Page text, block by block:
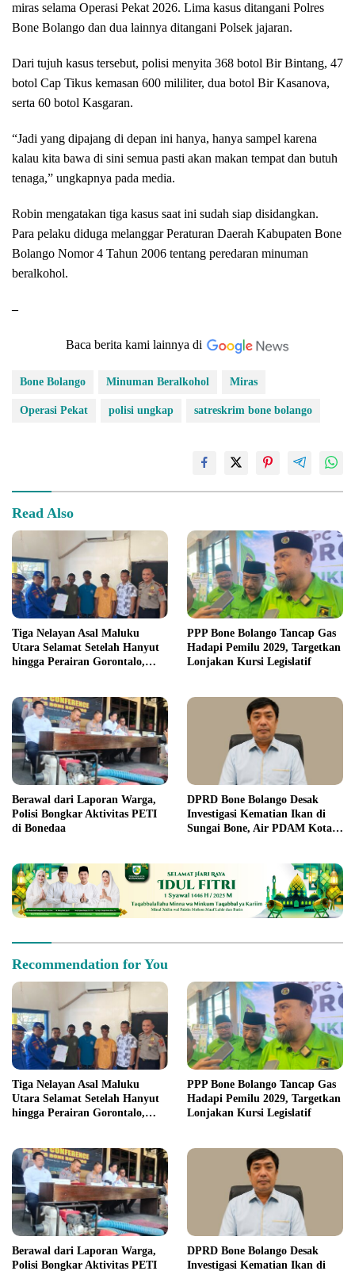
miras selama Operasi Pekat 2026. Lima kasus ditangani Polres
Bone Bolango dan dua lainnya ditangani Polsek jajaran.
Dari tujuh kasus tersebut, polisi menyita 368 botol Bir Bintang, 47
botol Cap Tikus kemasan 600 mililiter, dua botol Bir Kasanova,
serta 60 botol Kasgaran.
“Jadi yang dipajang di depan ini hanya, hanya sampel karena
kalau kita bawa di sini semua pasti akan makan tempat dan butuh
tenaga,” ungkapnya pada media.
Robin mengatakan tiga kasus saat ini sudah siap disidangkan.
Para pelaku diduga melanggar Peraturan Daerah Kabupaten Bone
Bolango Nomor 4 Tahun 2006 tentang peredaran minuman
beralkohol.
–
Baca berita kami lainnya di
Bone Bolango Minuman Beralkohol Miras
Operasi Pekat polisi ungkap satreskrim bone bolango
Read Also
Tiga Nelayan Asal Maluku
Utara Selamat Setelah Hanyut
hingga Perairan Gorontalo,
PPP Bone Bolango Tancap Gas
Hadapi Pemilu 2029, Targetkan
Lonjakan Kursi Legislatif
Berawal dari Laporan Warga,
Polisi Bongkar Aktivitas PETI
di Bonedaa
DPRD Bone Bolango Desak
Investigasi Kematian Ikan di
Sungai Bone, Air PDAM Kota
Recommendation for You
Tiga Nelayan Asal Maluku
Utara Selamat Setelah Hanyut
hingga Perairan Gorontalo,
PPP Bone Bolango Tancap Gas
Hadapi Pemilu 2029, Targetkan
Lonjakan Kursi Legislatif
Berawal dari Laporan Warga,
Polisi Bongkar Aktivitas PETI
DPRD Bone Bolango Desak
Investigasi Kematian Ikan di